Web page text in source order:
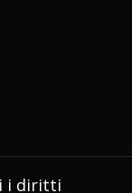
i diritti